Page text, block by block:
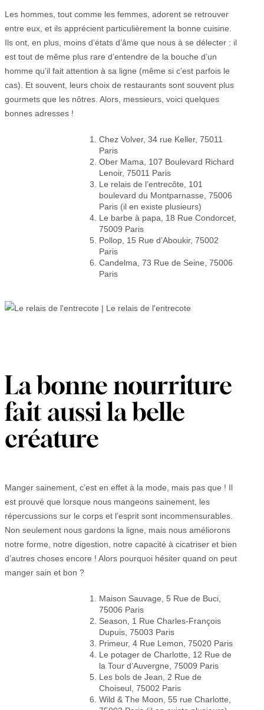
Les hommes, tout comme les femmes, adorent se retrouver
entre eux, et ils apprécient particulièrement la bonne cuisine.
Ils ont, en plus, moins d’états d’âme que nous à se délecter : il
est tout de même plus rare d’entendre de la bouche d’un
homme qu’il fait attention à sa ligne (même si c’est parfois le
cas). Et souvent, leurs choix de restaurants sont souvent plus
gourmets que les nôtres. Alors, messieurs, voici quelques
bonnes adresses !
Chez Volver, 34 rue Keller, 75011
Paris
Ober Mama, 107 Boulevard Richard
Lenoir, 75011 Paris
Le relais de l’entrecôte, 101
boulevard du Montparnasse, 75006
Paris (il en existe plusieurs)
Le barbe à papa, 18 Rue Condorcet,
75009 Paris
Pollop, 15 Rue d’Aboukir, 75002
Paris
Candelma, 73 Rue de Seine, 75006
Paris
La bonne nourriture
fait aussi la belle
créature
Manger sainement, c’est en effet à la mode, mais pas que ! Il
est prouvé que lorsque nous mangeons sainement, les
répercussions sur le corps et l’esprit sont incommensurables.
Non seulement nous gardons la ligne, mais nous améliorons
notre forme, notre digestion, notre capacité à cicatriser et bien
d’autres choses encore ! Alors pourquoi hésiter quand on peut
manger sain et bon ?
Maison Sauvage, 5 Rue de Buci,
75006 Paris
Season, 1 Rue Charles-François
Dupuis, 75003 Paris
Primeur, 4 Rue Lemon, 75020 Paris
Le potager de Charlotte, 12 Rue de
la Tour d’Auvergne, 75009 Paris
Les bols de Jean, 2 Rue de
Choiseul, 75002 Paris
Wild & The Moon, 55 rue Charlotte,